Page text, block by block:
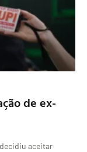
de ex-
aceitar